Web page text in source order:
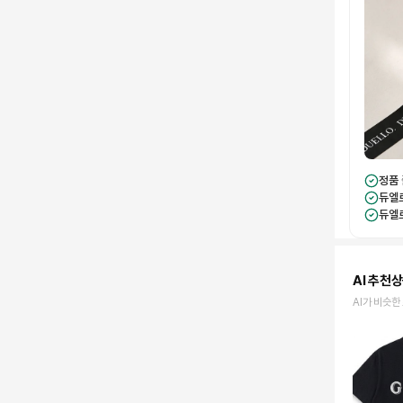
정품
듀엘
듀엘
AI 추천
AI가 비슷한